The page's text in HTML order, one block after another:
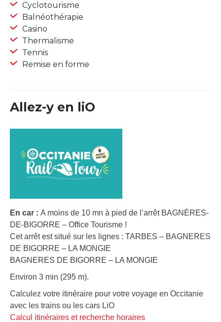
Cyclotourisme
Balnéothérapie
Casino
Thermalisme
Tennis
Remise en forme
Allez-y en liO
En car : A moins de 10 mn à pied de l’arrêt BAGNÈRES-
DE-BIGORRE – Office Tourisme !
Cet arrêt est situé sur les lignes : TARBES – BAGNERES
DE BIGORRE – LA MONGIE
BAGNERES DE BIGORRE – LA MONGIE
Environ 3 min (295 m).
Calculez votre itinéraire pour votre voyage en Occitanie
avec les trains ou les cars LiO
Calcul itinéraires et recherche horaires